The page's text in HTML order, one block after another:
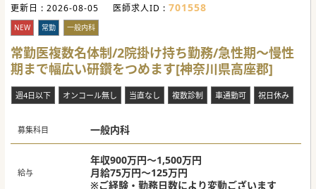
更新日 : 2026-08-05 医師求人ID : 701558
NEW 常勤 一般内科
常勤医複数名体制/2院掛け持ち勤務/急性期～慢性
期まで幅広い研鑽をつめます[神奈川県高座郡]
週4日以下 オンコール無し 当直なし 複数診制 車通勤可 祝日休み
募集科目 一般内科
給与
年収900万円～1,500万円
月給75万円～125万円
※ご経験・勤務日数により変動ございます